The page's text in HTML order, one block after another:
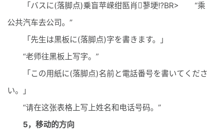
「バスに(落脚点)乗盲苹嵘绀匦肖蓼埂!?BR> “乘
公共汽车去公司。”
「先生は黒板に(落脚点)字を書きます。」
“老师往黑板上写字。”
「この用紙に(落脚点)名前と電話番号を書いてくださ
い。」
“请在这张表格上写上姓名和电话号码。”
5，移动的方向